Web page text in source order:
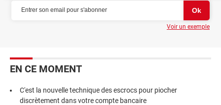
Voir un exemple
EN CE MOMENT
C'est la nouvelle technique des escrocs pour piocher
discrètement dans votre compte bancaire